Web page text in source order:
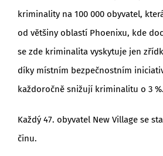
kriminality na 100 000 obyvatel,
od většiny oblastí Phoenixu, kde
se zde kriminalita vyskytuje jen
díky místním bezpečnostním
každoročně snižují kriminalitu o 3 %.
Každý 47. obyvatel New Village se
činu.